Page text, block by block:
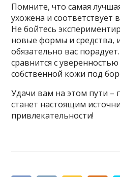
Помните, что самая
ухожена и соответствует
Не бойтесь
новые формы и средства,
обязательно вас
сравнится с
собственной кожи под
Удачи вам на этом пути –
станет настоящим
привлекательности!